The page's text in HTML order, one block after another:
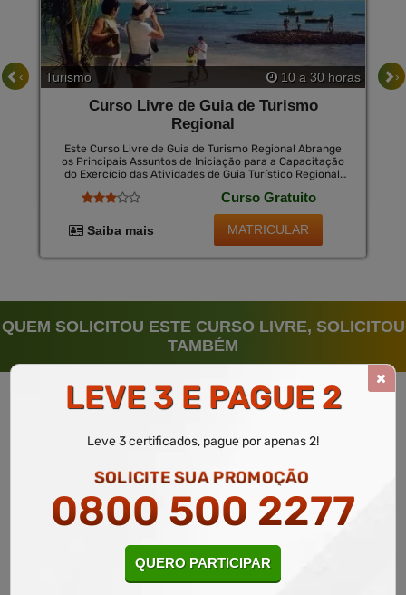
Turismo 10 a 30 horas
Curso Livre de Guia de Turismo
Regional
Este Curso Livre de Guia de Turismo Regional Abrange
os Principais Assuntos de Iniciação para a Capacitação
do Exercício das Atividades de Guia Turístico Regional,
Turístico, Apresentando-O a Esta Profissão, Ensinando-
Lhe os Conceitos da Profissão, Comunicação com o
Público (Turistas), Repertório de Lazer e Cultura,
Familiaridade com a Hotelaria, Relacionamento
Hospitalidade no Brasil, Entre Outros Temas Básicos,
Curso Gratuito
Saiba mais MATRICULAR
‹ ›
QUEM SOLICITOU ESTE CURSO LIVRE, SOLICITOU
TAMBÉM
LEVE 3 E PAGUE 2
Leve 3 certificados, pague por apenas 2!
SOLICITE SUA PROMOÇÃO
0800 500 2277
QUERO PARTICIPAR